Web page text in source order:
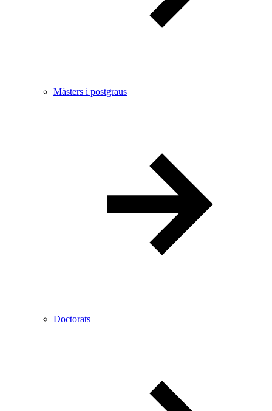
Màsters i postgraus
Doctorats